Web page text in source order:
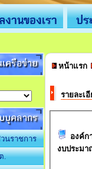
งานของเรา ป
ครือข่าย
บุคลากร
นราชการ
.
หน้าแรก
รายละเ
องค์ก
งบประม